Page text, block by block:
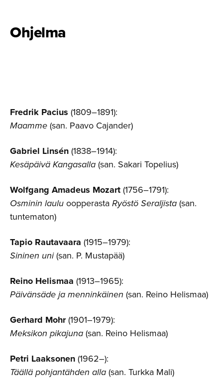
Ohjelma
Fredrik Pacius (1809–1891):
Maamme(san. Paavo Cajander)
Gabriel Linsén(1838–1914):
Kesäpäivä Kangasalla(san. Sakari Topelius)
Wolfgang Amadeus Mozart(1756–1791):
Osminin lauluoopperastaRyöstö Seraljista(san.
tuntematon)
Tapio Rautavaara (1915–1979):
Sininen uni(san. P. Mustapää)
Reino Helismaa (1913–1965):
Päivänsäde ja menninkäinen (san. Reino Helismaa)
Gerhard Mohr(1901–1979):
Meksikon pikajuna(san. Reino Helismaa)
Petri Laaksonen(1962–):
Täällä pohjantähden alla(san. Turkka Mali)